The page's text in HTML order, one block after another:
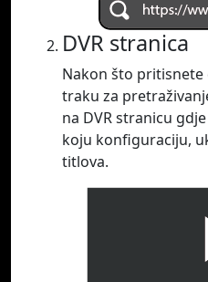
DVR stranica
Nakon što pritisnete
traku za
na DVR stranicu
koju konfiguraciju,
titlova.